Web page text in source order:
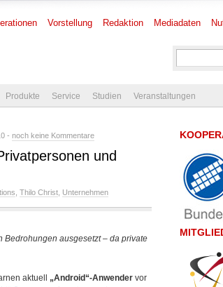
Vorstellung Redaktion Mediadaten
Produkte Service Studien Veranstaltungen
- noch keine Kommentare
und
Thilo Christ Unternehmen
Bedrohungen ausgesetzt – da private
aktuell „Android“-Anwender vor